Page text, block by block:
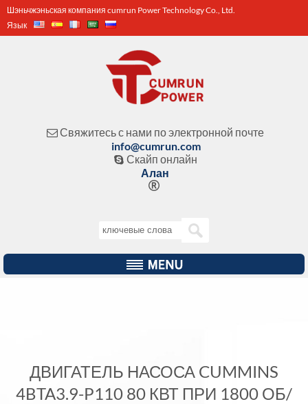
Шэньчжэньская компания cumrun Power Technology Co., Ltd.
Язык
 Свяжитесь с нами по электронной почте
info@cumrun.com
 Скайп онлайн
Алан

ДВИГАТЕЛЬ НАСОСА CUMMINS
4BTA3.9-P110 80 КВТ ПРИ 1800 ОБ/